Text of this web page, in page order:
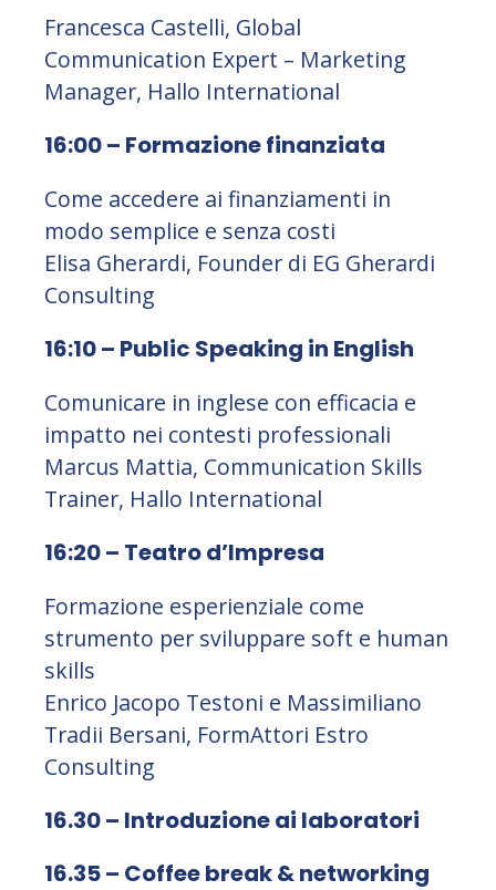
Francesca Castelli, Global
Communication Expert – Marketing
Manager, Hallo International
16:00 – Formazione finanziata
Come accedere ai finanziamenti in
modo semplice e senza costi
Elisa Gherardi, Founder di EG Gherardi
Consulting
16:10 – Public Speaking in English
Comunicare in inglese con efficacia e
impatto nei contesti professionali
Marcus Mattia, Communication Skills
Trainer, Hallo International
16:20 – Teatro d’Impresa
Formazione esperienziale come
strumento per sviluppare soft e human
skills
Enrico Jacopo Testoni e Massimiliano
Tradii Bersani, FormAttori Estro
Consulting
16.30 – Introduzione ai laboratori
16.35 – Coffee break & networking